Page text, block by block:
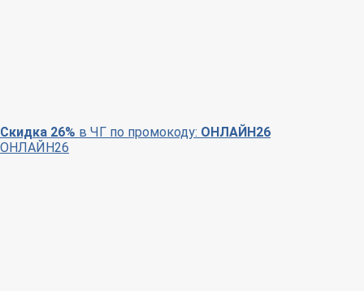
Скидка 26% в ЧГ по промокоду: ОНЛАЙН26
ОНЛАЙН26